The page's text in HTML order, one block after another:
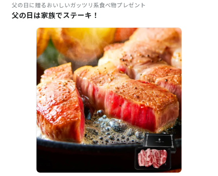
父の日に贈るおいしいガッツリ系食べ物プレゼント
父の日は家族でステーキ！